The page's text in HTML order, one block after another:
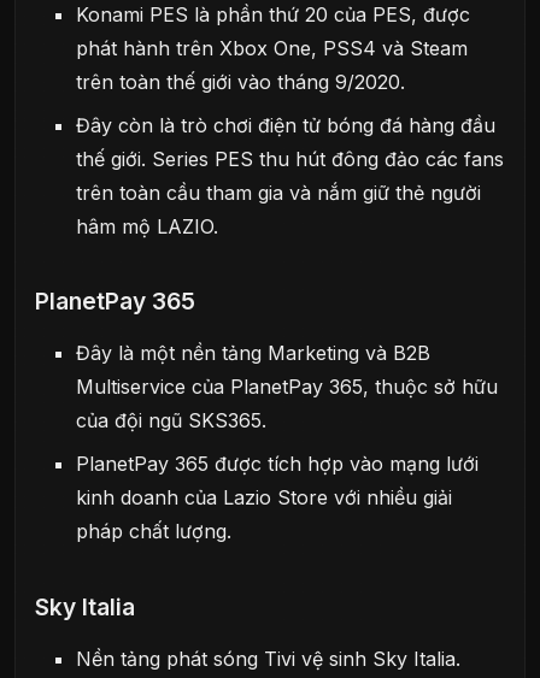
Konami PES là phần thứ 20 của PES, được
phát hành trên Xbox One, PSS4 và Steam
trên toàn thế giới vào tháng 9/2020.
Đây còn là trò chơi điện tử bóng đá hàng đầu
thế giới. Series PES thu hút đông đảo các fans
trên toàn cầu tham gia và nắm giữ thẻ người
hâm mộ LAZIO.
PlanetPay 365
Đây là một nền tảng Marketing và B2B
Multiservice của PlanetPay 365, thuộc sở hữu
của đội ngũ SKS365.
PlanetPay 365 được tích hợp vào mạng lưới
kinh doanh của Lazio Store với nhiều giải
pháp chất lượng.
Sky Italia
Nền tảng phát sóng Tivi vệ sinh Sky Italia.